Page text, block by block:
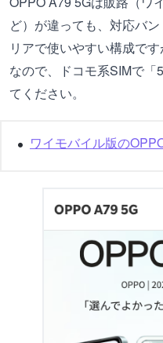
ど）が違っても、対応バ
リアで使いやすい構成です
なので、ドコモ系SIMで
てください。
ワイモバイル版の